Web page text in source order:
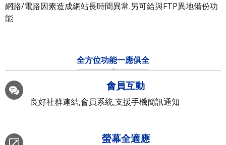
網路/電路因素造成網站長時間異常.另可給與FTP異地備份功
能
全方位功能一應俱全
會員互動
良好社群連結,會員系統,支援手機簡訊通知
螢幕全適應